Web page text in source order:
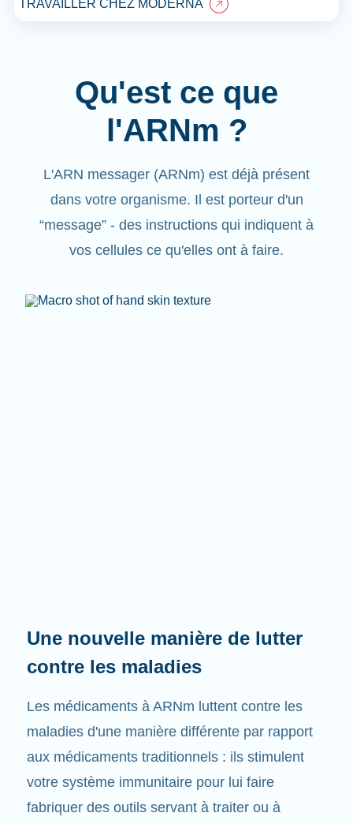
TRAVAILLER CHEZ MODERNA
Qu'est ce que
l'ARNm ?
L'ARN messager (ARNm) est déjà présent
dans votre organisme. Il est porteur d'un
“message” - des instructions qui indiquent à
vos cellules ce qu'elles ont à faire.
Une nouvelle manière de lutter
contre les maladies
Les médicaments à ARNm luttent contre les
maladies d'une manière différente par rapport
aux médicaments traditionnels : ils stimulent
votre système immunitaire pour lui faire
fabriquer des outils servant à traiter ou à